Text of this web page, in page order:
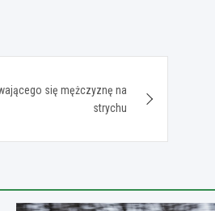
się mężczyznę na
strychu